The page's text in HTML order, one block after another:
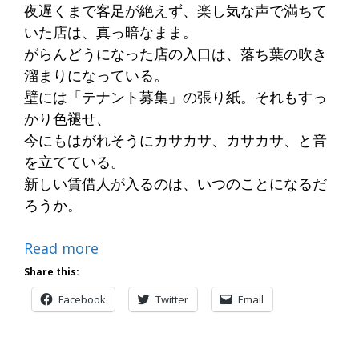
夜遅くまで客足が絶えず、楽し気な声で満ちて
いた店は、真っ暗なまま。
がらんどうになった店の入口は、落ち葉の吹き
溜まりになっている。
壁には「テナント募集」の張り紙。それもすっ
かり色褪せ、
今にもはがれそうにカサカサ、カサカサ、と音
を立てている。
新しい賃借人が入るのは、いつのことになるだ
ろうか。
Read more
Share this:
Facebook Twitter Email